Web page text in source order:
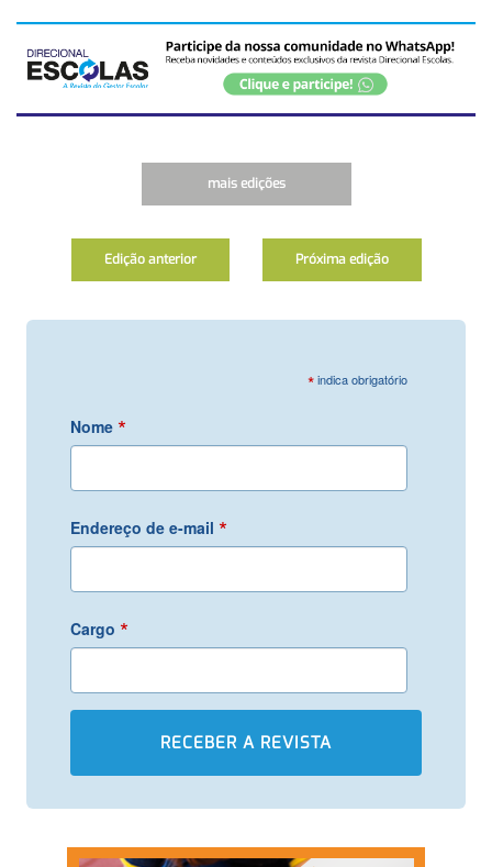
mais edições
Edição anterior Próxima edição
*indica obrigatório
Nome *
Endereço de e-mail *
Cargo *